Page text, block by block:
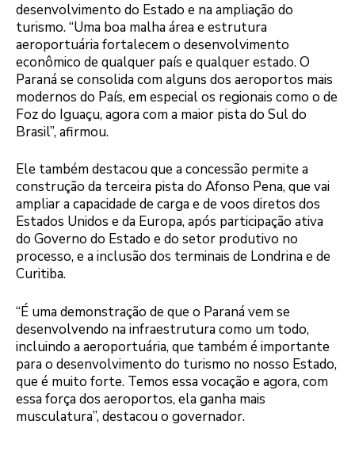
desenvolvimento do Estado e na ampliação do
turismo. “Uma boa malha área e estrutura
aeroportuária fortalecem o desenvolvimento
econômico de qualquer país e qualquer estado. O
Paraná se consolida com alguns dos aeroportos mais
modernos do País, em especial os regionais como o de
Foz do Iguaçu, agora com a maior pista do Sul do
Brasil”, afirmou.
Ele também destacou que a concessão permite a
construção da terceira pista do Afonso Pena, que vai
ampliar a capacidade de carga e de voos diretos dos
Estados Unidos e da Europa, após participação ativa
do Governo do Estado e do setor produtivo no
processo, e a inclusão dos terminais de Londrina e de
Curitiba.
“É uma demonstração de que o Paraná vem se
desenvolvendo na infraestrutura como um todo,
incluindo a aeroportuária, que também é importante
para o desenvolvimento do turismo no nosso Estado,
que é muito forte. Temos essa vocação e agora, com
essa força dos aeroportos, ela ganha mais
musculatura”, destacou o governador.